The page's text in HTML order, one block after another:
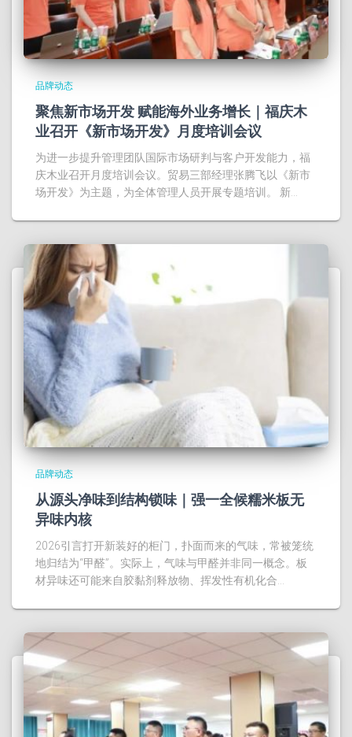
品牌动态
聚焦新市场开发 赋能海外业务增长｜福庆木
业召开《新市场开发》月度培训会议
为进一步提升管理团队国际市场研判与客户开发能力，福
庆木业召开月度培训会议。贸易三部经理张腾飞以《新市
场开发》为主题，为全体管理人员开展专题培训。 新…
品牌动态
从源头净味到结构锁味｜强一全候糯米板无
异味内核
2026引言打开新装好的柜门，扑面而来的气味，常被笼统
地归结为“甲醛”。实际上，气味与甲醛并非同一概念。板
材异味还可能来自胶黏剂释放物、挥发性有机化合…